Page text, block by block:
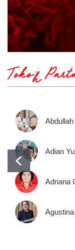
Tokoh
Adian
Adriana